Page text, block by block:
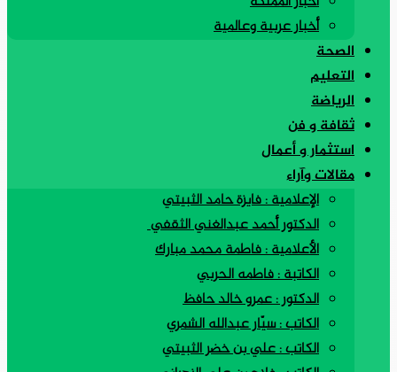
أخبار عربية وعالمية
الصحة
التعليم
الرياضة
ثقافة و فن
استثمار و أعمال
مقالات وآراء
الإعلامية : فايزة حامد الثبيتي
الدكتور أحمد عبدالغني الثقفي
الأعلامية : فاطمة محمد مبارك
الكاتبة : فاطمه الحربي
الدكتور : عمرو خالد حافظ
الكاتب : سيّار عبدالله الشمري
الكاتب : علي بن خضر الثبيتي